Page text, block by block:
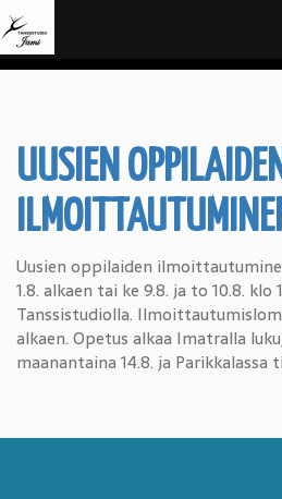
UUSIEN
Uusien oppilaiden
1.8. alkaen tai ke 9.8. ja to 10.8. klo
Tanssistudiolla.
alkaen. Opetus alkaa Imatralla
maanantaina 14.8. ja Parikkalassa